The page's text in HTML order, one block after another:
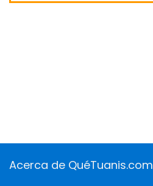
Acerca de QuéTuanis.com